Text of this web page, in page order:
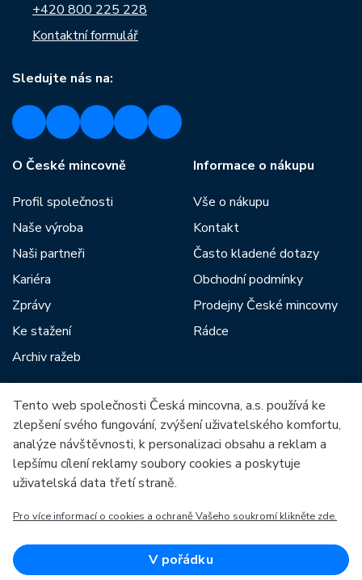
+420 800 225 228
Kontaktní formulář
Sledujte nás na:
O České mincovně
Profil společnosti
Naše výroba
Naši partneři
Kariéra
Zprávy
Ke stažení
Archiv ražeb
Informace o nákupu
Vše o nákupu
Kontakt
Často kladené dotazy
Obchodní podmínky
Prodejny České mincovny
Rádce
Mezi naše partnery patří:
Evropská unie
OP Podnikání a inovace pro konkurenceschopnost
Evropský fond pro regionální rozvoj
Tento web společnosti Česká mincovna, a.s. používá ke
zlepšení svého fungování, zvýšení uživatelského komfortu,
analýze návštěvnosti, k personalizaci obsahu a reklam a
lepšímu cílení reklamy soubory cookies a poskytuje
uživatelská data třetí straně.
Pro více informací o cookies a ochraně Vašeho soukromí klikněte zde.
V pořádku